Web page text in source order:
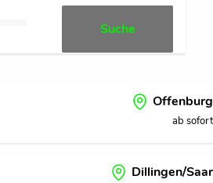
Suche
Offenburg
ab sofort
Dillingen/Saar